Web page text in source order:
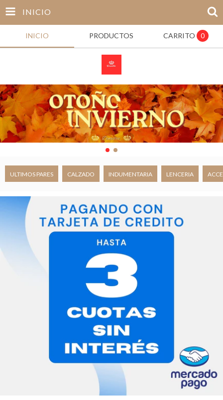
INICIO
INICIO PRODUCTOS CARRITO 0
ULTIMOS PARES CALZADO INDUMENTARIA LENCERIA